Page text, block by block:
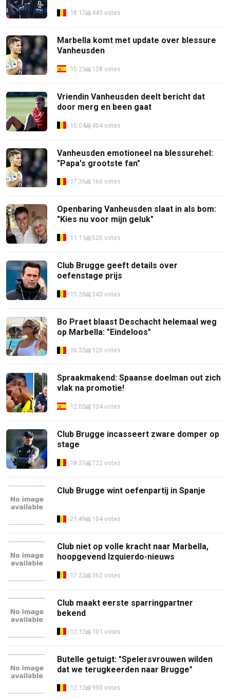
18:17 443 votes
Marbella komt met update over blessure
Vanheusden
15:23 128 votes
Vriendin Vanheusden deelt bericht dat
door merg en been gaat
15:04 404 votes
Vanheusden emotioneel na blessurehel:
"Papa's grootste fan"
17:36 166 votes
Openbaring Vanheusden slaat in als bom:
"Kies nu voor mijn geluk"
11:11 525 votes
Club Brugge geeft details over
oefenstage prijs
15:20 343 votes
Bo Praet blaast Deschacht helemaal weg
op Marbella: "Eindeloos"
16:32 120 votes
Spraakmakend: Spaanse doelman out zich
vlak na promotie!
12:03 134 votes
Club Brugge incasseert zware domper op
stage
18:37 722 votes
Club Brugge wint oefenpartij in Spanje
21:49 104 votes
Club niet op volle kracht naar Marbella,
hoopgevend Izquierdo-nieuws
17:22 362 votes
Club maakt eerste sparringpartner
bekend
12:12 101 votes
Butelle getuigt: "Spelersvrouwen wilden
dat we terugkeerden naar Brugge"
12:12 993 votes